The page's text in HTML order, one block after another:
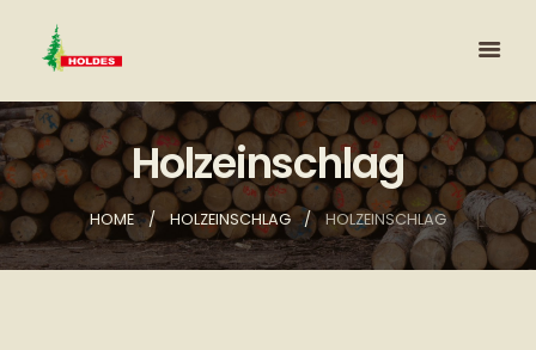
Holzeinschlag
HOME HOLZEINSCHLAG HOLZEINSCHLAG